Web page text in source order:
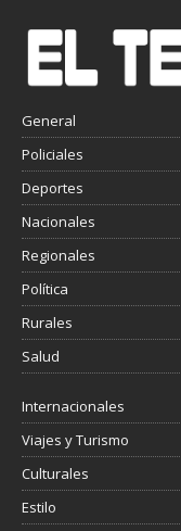
General
Policiales
Deportes
Nacionales
Regionales
Política
Rurales
Salud
Internacionales
Viajes y Turismo
Culturales
Estilo